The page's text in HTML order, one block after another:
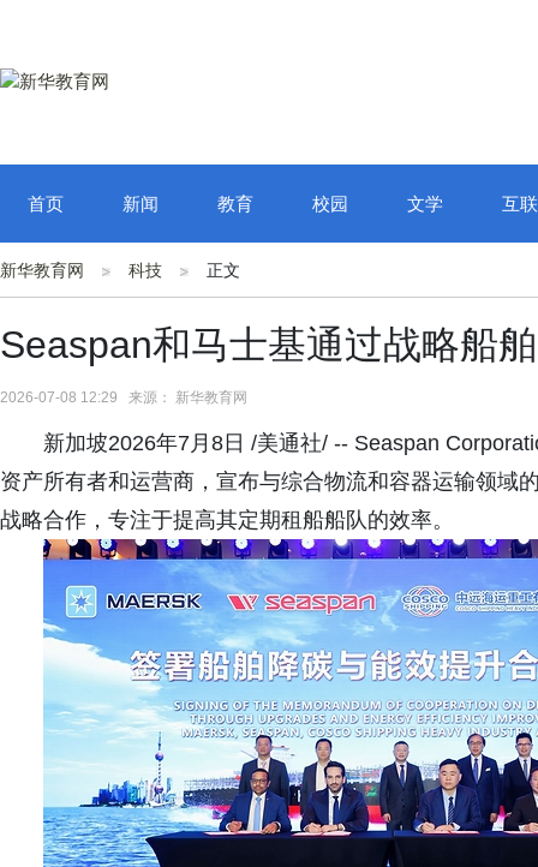
首页 新闻 教育 校园 文学 互
新华教育网 科技 正文
Seaspan和马士基通过战略船
2026-07-08 12:29 来源： 新华教育网
新加坡2026年7月8日 /美通社/ -- Seaspan
资产所有者和运营商，宣布与综合物流和容器运输领域
战略合作，专注于提高其定期租船船队的效率。